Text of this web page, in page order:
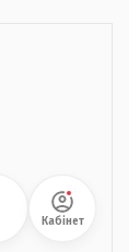
Кабінет